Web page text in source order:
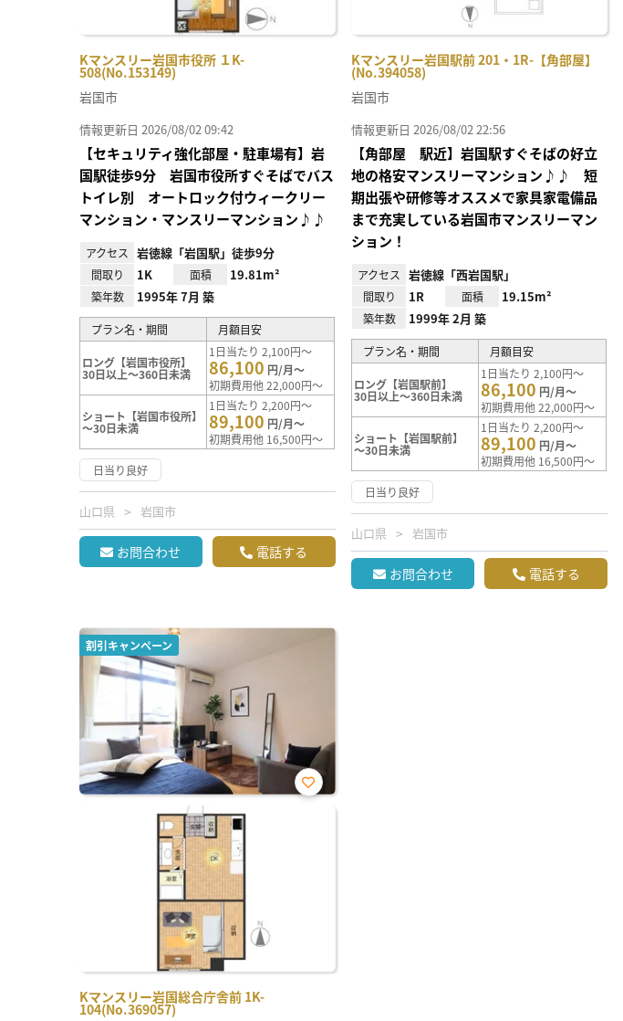
Kマンスリー岩国市役所 １K-
508(No.153149)
岩国市
情報更新日 2026/08/02 09:42
【セキュリティ強化部屋・駐車場有】岩
国駅徒歩9分 岩国市役所すぐそばでバス
トイレ別 オートロック付ウィークリー
マンション・マンスリーマンション♪♪
アクセス 岩徳線「岩国駅」徒歩9分
間取り 1K 面積 19.81m²
築年数 1995年 7月 築
プラン名・期間 月額目安
ロング【岩国市役所】
30日以上～360日未満
1日当たり 2,100円～
86,100 円/月～
初期費用他 22,000円～
ショート【岩国市役所】
～30日未満
1日当たり 2,200円～
89,100 円/月～
初期費用他 16,500円～
日当り良好
山口県 岩国市
お問合わせ 電話する
Kマンスリー岩国駅前 201・1R-【角部屋】
(No.394058)
岩国市
情報更新日 2026/08/02 22:56
【角部屋 駅近】岩国駅すぐそばの好立
地の格安マンスリーマンション♪♪ 短
期出張や研修等オススメで家具家電備品
まで充実している岩国市マンスリーマン
ション！
アクセス 岩徳線「西岩国駅」
間取り 1R 面積 19.15m²
築年数 1999年 2月 築
プラン名・期間 月額目安
ロング【岩国駅前】
30日以上～360日未満
1日当たり 2,100円～
86,100 円/月～
初期費用他 22,000円～
ショート【岩国駅前】
～30日未満
1日当たり 2,200円～
89,100 円/月～
初期費用他 16,500円～
日当り良好
山口県 岩国市
お問合わせ 電話する
割引キャンペーン
Kマンスリー岩国総合庁舎前 1K-
104(No.369057)
お気